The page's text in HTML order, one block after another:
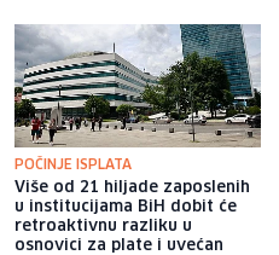
POČINJE ISPLATA
Više od 21 hiljade zaposlenih
u institucijama BiH dobit će
retroaktivnu razliku u
osnovici za plate i uvećan